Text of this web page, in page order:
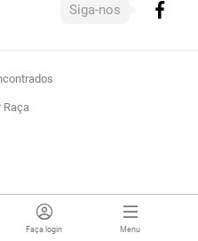
Faça login Menu
Siga-nos
Raça